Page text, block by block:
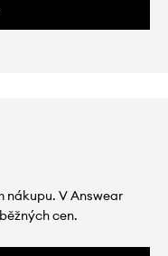
nákupu. V Answear
cen.